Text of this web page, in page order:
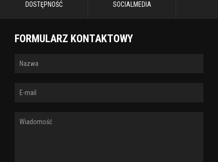
DOSTĘPNOŚĆ SOCIALMEDIA
FORMULARZ KONTAKTOWY